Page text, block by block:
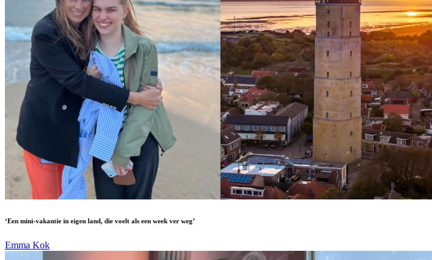
‘Een mini-vakantie in eigen land, die voelt als een week ver weg’
Emma Kok